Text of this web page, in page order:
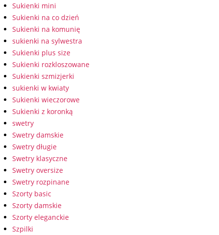
Sukienki mini
Sukienki na co dzień
Sukienki na komunię
sukienki na sylwestra
Sukienki plus size
Sukienki rozkloszowane
Sukienki szmizjerki
sukienki w kwiaty
Sukienki wieczorowe
Sukienki z koronką
swetry
Swetry damskie
Swetry długie
Swetry klasyczne
Swetry oversize
Swetry rozpinane
Szorty basic
Szorty damskie
Szorty eleganckie
Szpilki